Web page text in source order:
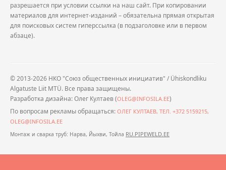
разрешается при условии ссылки на наш сайт. При копировании
материалов для интернет-изданий – обязательна прямая открытая
для поисковых систем гиперссылка (в подзаголовке или в первом
абзаце).
© 2013-2026 НКО "Союз общественных инициатив" / Ühiskondliku
Algatuste Liit MTÜ. Все права защищены.
Разработка дизайна: Олег Култаев (OLEG@INFOSILA.EE)
По вопросам рекламы обращаться: ОЛЕГ КУЛТАЕВ, ТЕЛ. +372 5159215,
OLEG@INFOSILA.EE
Монтаж и сварка труб: Нарва, Йыхви, Тойла RU.PIPEWELD.EE